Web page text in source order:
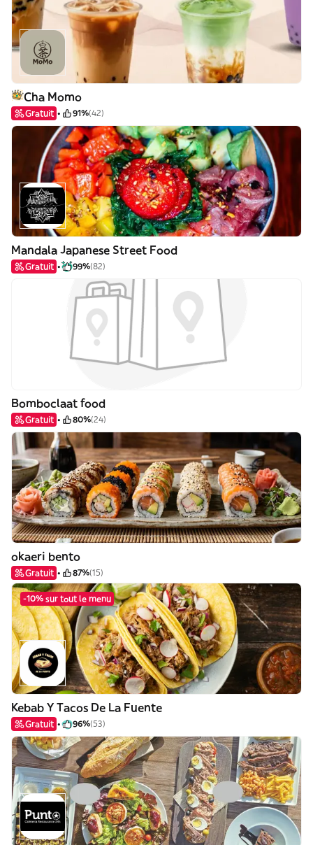
Cha Momo
Gratuit 91%(42)
Mandala Japanese Street Food
Gratuit 99%(82)
Bomboclaat food
Gratuit 80%(24)
okaeri bento
Gratuit 87%(15)
-10% sur tout le menu
Kebab Y Tacos De La Fuente
Gratuit 96%(53)